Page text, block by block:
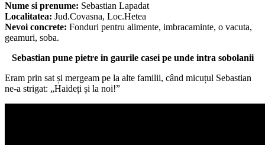
Nume si prenume: Sebastian Lapadat
Localitatea: Jud.Covasna, Loc.Hetea
Nevoi concrete: Fonduri pentru alimente, imbracaminte, o vacuta,
geamuri, soba.
Sebastian pune pietre in gaurile casei pe unde intra sobolanii
Eram prin sat și mergeam pe la alte familii, când micuțul Sebastian
ne-a strigat: „Haideți și la noi!”